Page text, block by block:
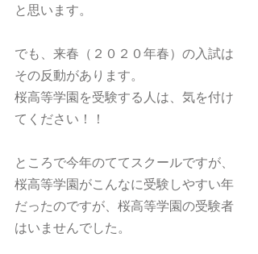
と思います。
でも、来春（２０２０年春）の入試は
その反動があります。
桜高等学園を受験する人は、気を付け
てください！！
ところで今年のててスクールですが、
桜高等学園がこんなに受験しやすい年
だったのですが、桜高等学園の受験者
はいませんでした。